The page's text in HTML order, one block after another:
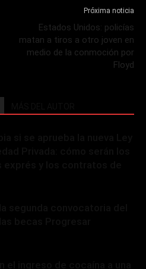
Próxima noticia
Estados Unidos: policías
matan a tiros a otro joven en
medio de la conmoción por
Floyd